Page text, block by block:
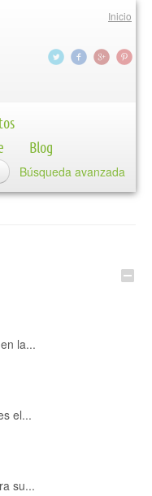
Inicio
Blog
Búsqueda avanzada
la...
el...
su...